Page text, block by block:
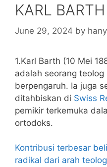
KARL BARTH
June 29, 2024 by
1.Karl Barth (10 Mei
adalah seorang
berpengaruh. Ia juga
ditahbiskan di Swiss
pemikir terkemuka
ortodoks.
Kontribusi terbesar
radikal dari arah